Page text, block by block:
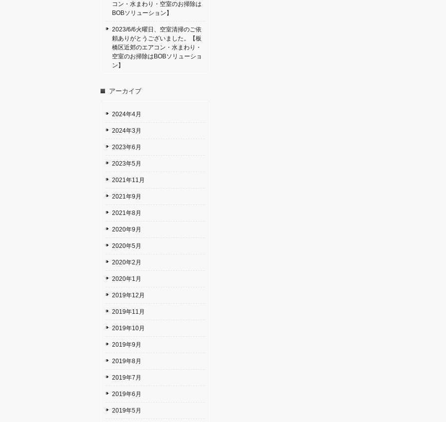
コン・水まわり・空室のお掃除は
BOBソリューション】
2023/6/6火曜日、空室清掃のご依
頼ありがとうございました。【板
橋区近郊のエアコン・水まわり・
空室のお掃除はBOBソリューショ
ン】
アーカイブ
2024年4月
2024年3月
2023年6月
2023年5月
2021年11月
2021年9月
2021年8月
2020年9月
2020年5月
2020年2月
2020年1月
2019年12月
2019年11月
2019年10月
2019年9月
2019年8月
2019年7月
2019年6月
2019年5月